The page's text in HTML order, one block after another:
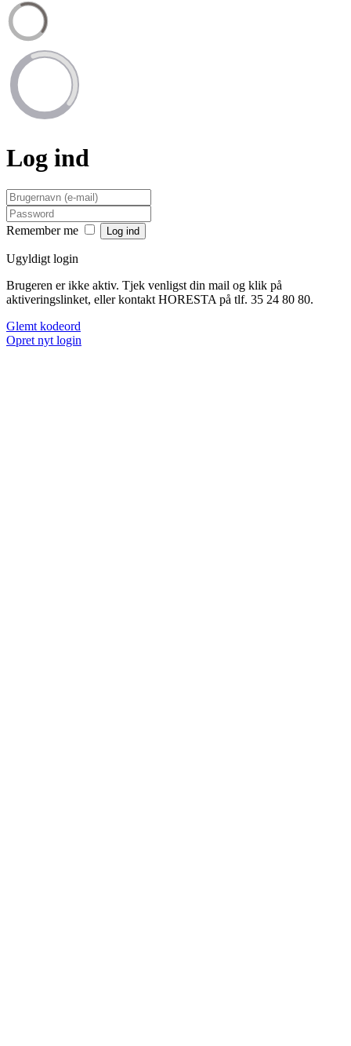
Log ind
Remember me
Ugyldigt login
Brugeren er ikke aktiv. Tjek venligst din mail og klik på
aktiveringslinket, eller kontakt HORESTA på tlf. 35 24 80 80.
Glemt kodeord
Opret nyt login